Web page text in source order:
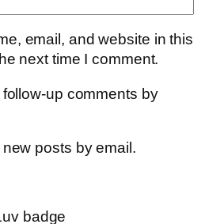
email, and website in this
next time I comment.
up comments by
posts by email.